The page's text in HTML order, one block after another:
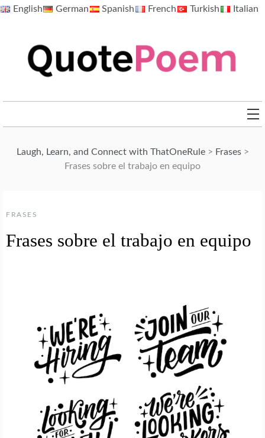
SkipEnglish German Spanish French Turkish Italian
Laugh, Learn, and Connect with ThatOneRule> Frases>
Frases sobre el trabajo en equipo
FRASES
Frases sobre el trabajo en equipo